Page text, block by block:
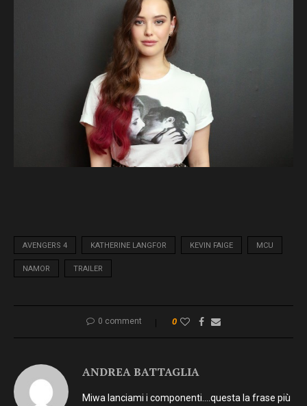
AVENGERS 4 KATHERINE LANGFOR KEVIN FAIGE MCU
NAMOR TRAILER
0 comment 0
ANDREA BATTAGLIA
Miwa lanciami i componenti….questa la frase più